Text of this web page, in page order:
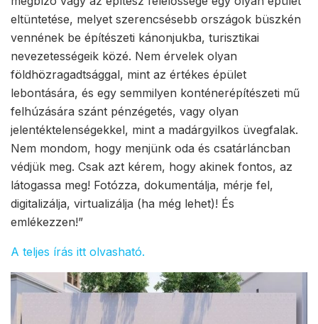
eltüntetése, melyet szerencsésebb országok büszkén
vennének be építészeti kánonjukba, turisztikai
nevezetességeik közé. Nem érvelek olyan
földhözragadtsággal, mint az értékes épület
lebontására, és egy semmilyen konténerépítészeti mű
felhúzására szánt pénzégetés, vagy olyan
jelentéktelenségekkel, mint a madárgyilkos üvegfalak.
Nem mondom, hogy menjünk oda és csatárláncban
védjük meg. Csak azt kérem, hogy akinek fontos, az
látogassa meg! Fotózza, dokumentálja, mérje fel,
digitalizálja, virtualizálja (ha még lehet)! És
emlékezzen!”
A teljes írás itt olvasható.